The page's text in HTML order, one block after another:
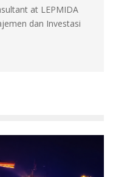
at LEPMIDA
dan Investasi